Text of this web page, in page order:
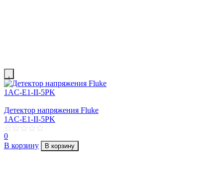
Детектор напряжения Fluke
1AC-E1-II-5PK
0
В корзину
В корзину